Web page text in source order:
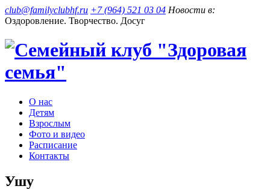
club@familyclubhf.ru +7 (964) 521 03 04 Новости в:
Оздоровление. Творчество. Досуг
О нас
Детям
Взрослым
Фото и видео
Расписание
Контакты
Ушу